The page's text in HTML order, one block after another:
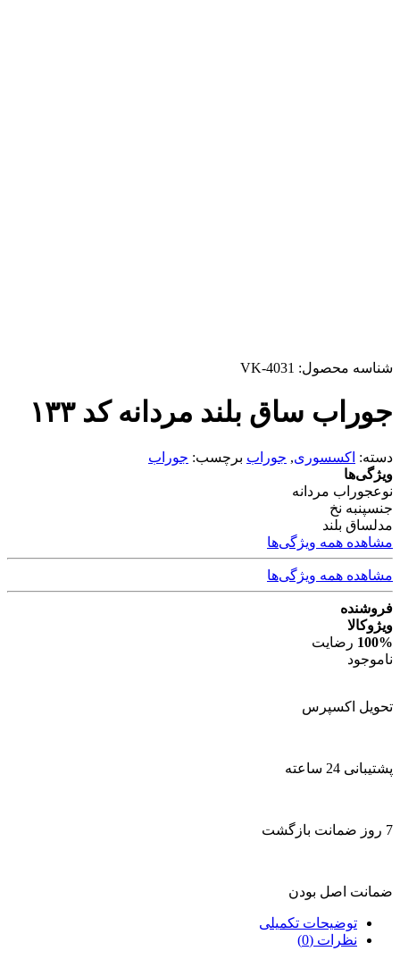
شناسه محصول: VK-4031
جوراب ساق بلند مردانه کد ۱۳۳
دسته: اکسسوری, جوراب برچسب: جوراب
ویژگی‌ها
نوعجوراب مردانه
جنسپنبه نخ
مدلساق بلند
مشاهده همه ویژگی‌ها
مشاهده همه ویژگی‌ها
فروشنده
ویژوکالا
100% رضایت
ناموجود
تحویل اکسپرس
پشتیبانی 24 ساعته
7 روز ضمانت بازگشت
ضمانت اصل بودن
توضیحات تکمیلی
نظرات (0)